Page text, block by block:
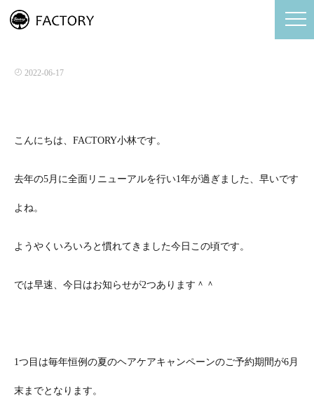
2022-06-17
こんにちは、FACTORY小林です。
去年の5月に全面リニューアルを行い1年が過ぎました、早いです
よね。
ようやくいろいろと慣れてきました今日この頃です。
では早速、今日はお知らせが2つあります＾＾
1つ目は毎年恒例の夏のヘアケアキャンペーンのご予約期間が6月
末までとなります。